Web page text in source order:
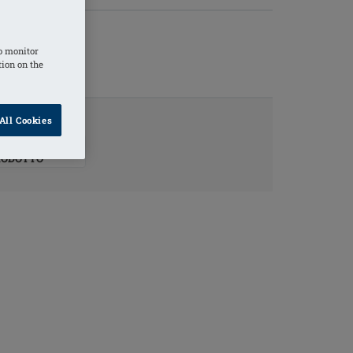
monitor
on the
Cookies